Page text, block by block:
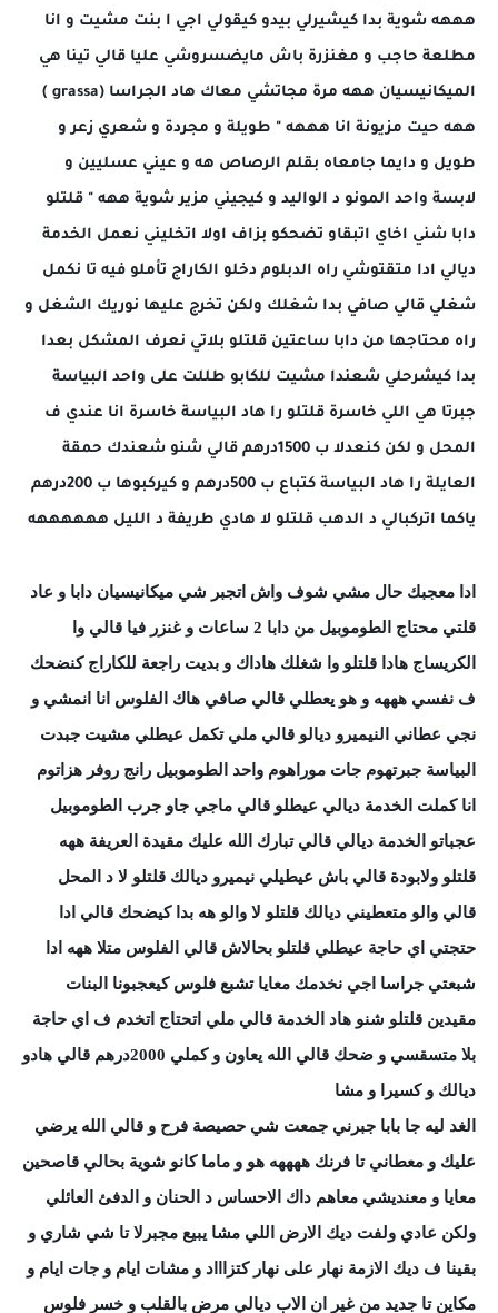
هههه شوية بدا كيشيرلي بيدو كيقولي اجي ا بنت مشيت و انا
مطلعة حاجب و مغنزرة باش مايضسروشي عليا قالي تينا هي
الميكانيسيان ههه مرة مجاتشي معاك هاد الجراسا (grassa )
ههه حيت مزيونة انا هههه " طويلة و مجردة و شعري زعر و
طويل و دايما جامعاه بقلم الرصاص هه و عيني عسليين و
لابسة واحد المونو د الواليد و كيجيني مزير شوية ههه " قلتلو
دابا شني اخاي اتبقاو تضحكو بزاف اولا اتخليني نعمل الخدمة
ديالي ادا متقتوشي راه الدبلوم دخلو الكاراج تأملو فيه تا نكمل
شغلي قالي صافي بدا شغلك ولكن تخرج عليها نوريك الشغل و
راه محتاجها من دابا ساعتين قلتلو بلاتي نعرف المشكل بعدا
بدا كيشرحلي شعندا مشيت للكابو طللت على واحد البياسة
جبرتا هي اللي خاسرة قلتلو را هاد البياسة خاسرة انا عندي ف
المحل و لكن كنعدلا ب 1500درهم قالي شنو شعندك حمقة
العايلة را هاد البياسة كتباع ب 500درهم و كيركبوها ب 200درهم
ياكما اتركبالي د الدهب قلتلو لا هادي طريفة د الليل ههههههه
ادا معجبك حال مشي شوف واش اتجبر شي ميكانيسيان دابا و عاد
قلتي محتاج الطوموبيل من دابا 2 ساعات و غنزر فيا قالي وا
الكريساج هادا قلتلو وا شغلك هاداك و بديت راجعة للكاراج كنضحك
ف نفسي هههه و هو يعطلي قالي صافي هاك الفلوس انا انمشي و
نجي عطاني النيميرو ديالو قالي ملي تكمل عيطلي مشيت جبدت
البياسة جبرتهوم جات موراهوم واحد الطوموبيل رانج روفر هزاتوم
انا كملت الخدمة ديالي عيطلو قالي ماجي جاو جرب الطوموبيل
عجباتو الخدمة ديالي قالي تبارك الله عليك مقيدة العريفة ههه
قلتلو ولابودة قالي باش عيطيلي نيميرو ديالك قلتلو لا د المحل
قالي والو متعطيني ديالك قلتلو لا والو هه بدا كيضحك قالي ادا
حتجتي اي حاجة عيطلي قلتلو بحالاش قالي الفلوس متلا ههه ادا
شبعتي جراسا اجي نخدمك معايا تشبع فلوس كيعجبونا البنات
مقيدين قلتلو شنو هاد الخدمة قالي ملي اتحتاج اتخدم ف اي حاجة
بلا متسقسي و ضحك قالي الله يعاون و كملي 2000درهم قالي هادو
ديالك و كسيرا و مشا
الغد ليه جا بابا جبرني جمعت شي حصيصة فرح و قالي الله يرضي
عليك و معطاني تا فرنك ههههه هو و ماما كانو شوية بحالي قاصحين
معايا و معنديشي معاهم داك الاحساس د الحنان و الدفئ العائلي
ولكن عادي ولفت ديك الارض اللي مشا يبيع مجبرلا تا شي شاري و
بقينا ف ديك الازمة نهار على نهار كتزاااد و مشات ايام و جات ايام و
مكاين تا جديد من غير ان الاب ديالي مرض بالقلب و خسر فلوس